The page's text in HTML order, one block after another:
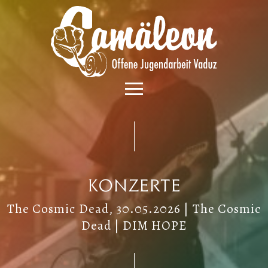
Konzerte
The Cosmic Dead, 30.05.2026 | The Cosmic
Dead | DIM HOPE